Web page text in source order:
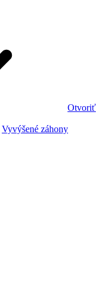
Otvoriť
Vyvýšené záhony